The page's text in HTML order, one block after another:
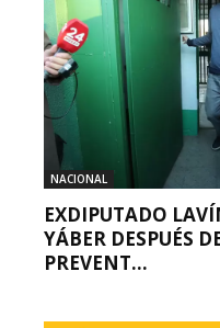
NACIONAL
EXDIPUTADO
YÁBER DESPUÉS
PREVENT...